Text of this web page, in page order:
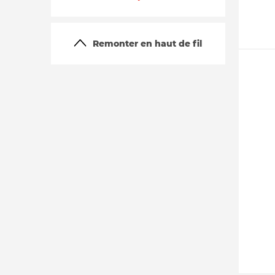
Remonter en haut de fil